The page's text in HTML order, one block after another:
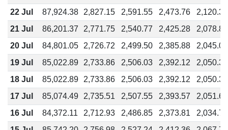
22 Jul
87,924.38 2,827.15 2,591.55 2,473.76
2,120.36
21 Jul
86,201.37 2,771.75 2,540.77 2,425.28
2,078.81
20 Jul
84,801.05 2,726.72 2,499.50 2,385.88
2,045.04
19 Jul
85,022.89 2,733.86 2,506.03 2,392.12
2,050.39
18 Jul
85,022.89 2,733.86 2,506.03 2,392.12
2,050.39
17 Jul
85,074.49 2,735.51 2,507.55 2,393.57
2,051.64
16 Jul
84,372.11 2,712.93 2,486.85 2,373.81
2,034.70